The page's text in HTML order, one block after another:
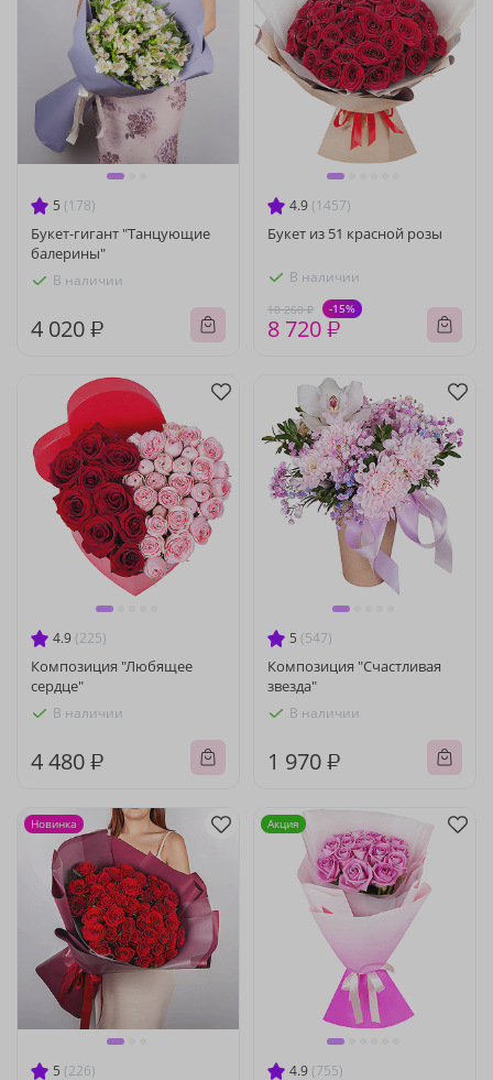
5 (178)
Букет-гигант "Танцующие
балерины"
В наличии
4 020 ₽
4.9 (1457)
Букет из 51 красной розы
В наличии
10 260 ₽ -15%
8 720 ₽
4.9 (225)
Композиция "Любящее
сердце"
В наличии
4 480 ₽
5 (547)
Композиция "Счастливая
звезда"
В наличии
1 970 ₽
5 (226)
Новинка
4.9 (755)
Акция